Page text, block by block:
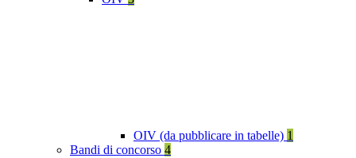
OIV (da pubblicare in tabelle) 1
Bandi di concorso 4